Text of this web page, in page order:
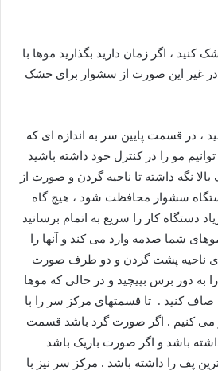
، اگر زمان دارید بگذارید موها با
غیر این صورت از سشوار برای خشک
، در قسمت پایین سر به اندازه ای که
مو را در کنترل خود داشته باشید
نگه داشته تا ناحیه گردن و صورت از
سشوار محافظت شود ، هیچ گاه
دستگاه کار را سریع به اتمام برسانید
شما صدمه وارد می کند و آنها را
ناحیه پشت گردن و دو طرف صورت
به دور برس بپیچید و در حالی که موها
کنید . تا قسمتهای مرکز سر را با
می کنیم . اگر صورت گرد باشد قسمت
باشد و اگر صورت باریک باشد
پف را داشته باشد . مرکز سر نیز با